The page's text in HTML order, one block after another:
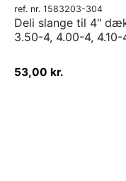
ref. nr. 1583203-304
Deli slange til 4"
3.50-4, 4.00-4, 4.10-
53,00 kr.